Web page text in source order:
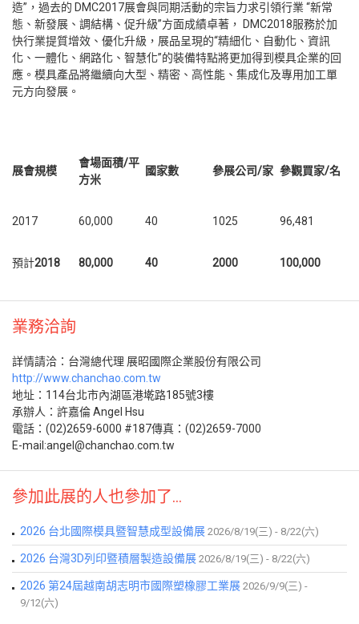
造”，過去的 DMC2017展會與同期活動的宗旨力求引領行業 “新常
態、新發展、調結構、促升級”方面成績卓著， DMC2018服務於加
快行業提質增效、優化升級，展品呈現的“精細化、自動化、資訊
化、一體化、網路化、智慧化”的裝備特點將更加得到模具企業的回
應。模具產品將繼續向大型、精密、高性能、集成化及專用加工單
元方向發展。
展會規模
會場面積/平
方米
國家數 參展公司/家 參觀買家/名
2017 60,000 40 1025 96,481
預計2018 80,000 40 2000 100,000
業務洽詢
詳情請洽：台灣總代理 展昭國際企業股份有限公司
http://www.chanchao.com.tw
地址：114台北市內湖區港墘路185號3樓
承辦人：許嘉倫 Angel Hsu
電話：(02)2659-6000 #187傳真：(02)2659-7000
E-mail:angel@chanchao.com.tw
參加此展的人也參加了...
2026 台北國際模具暨智慧成型設備展 2026/8/19(三) - 8/22(六)
2026 台灣3D列印暨積層製造設備展 2026/8/19(三) - 8/22(六)
2026 第24屆越南胡志明市國際塑橡膠工業展 2026/9/9(三) -
9/12(六)